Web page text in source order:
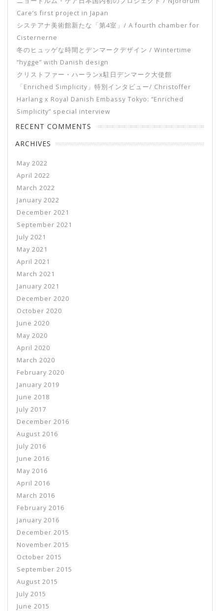
Care’s first project in Japan
システアナ美術館新たな「第4室」/ A fourth chamber for
Cisternerne
冬のヒュッゲな時間とデンマークデザイン / Wintertime
“hygge” with Danish design
クリストファー・ハーランx駐日デンマーク大使館
「Enriched Simplicity」特別インタビュー/ Christoffer
Harlang x Royal Danish Embassy Tokyo: “Enriched
Simplicity” special interview
RECENT COMMENTS
ARCHIVES
May 2022
April 2022
March 2022
January 2022
December 2021
September 2021
July 2021
May 2021
April 2021
March 2021
January 2021
December 2020
October 2020
June 2020
May 2020
April 2020
March 2020
February 2020
January 2019
June 2018
July 2017
December 2016
August 2016
July 2016
June 2016
May 2016
April 2016
March 2016
February 2016
January 2016
December 2015
November 2015
October 2015
September 2015
August 2015
July 2015
June 2015